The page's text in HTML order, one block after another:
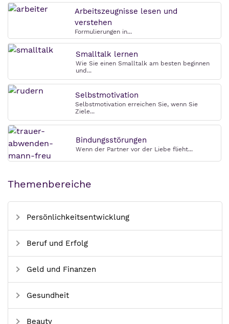
Arbeitszeugnisse lesen und
verstehen
Formulierungen in...
Smalltalk lernen
Wie Sie einen Smalltalk am besten beginnen
und...
Selbstmotivation
Selbstmotivation erreichen Sie, wenn Sie
Ziele...
Bindungsstörungen
Wenn der Partner vor der Liebe flieht...
Themenbereiche
Persönlichkeitsentwicklung
Beruf und Erfolg
Geld und Finanzen
Gesundheit
Beauty